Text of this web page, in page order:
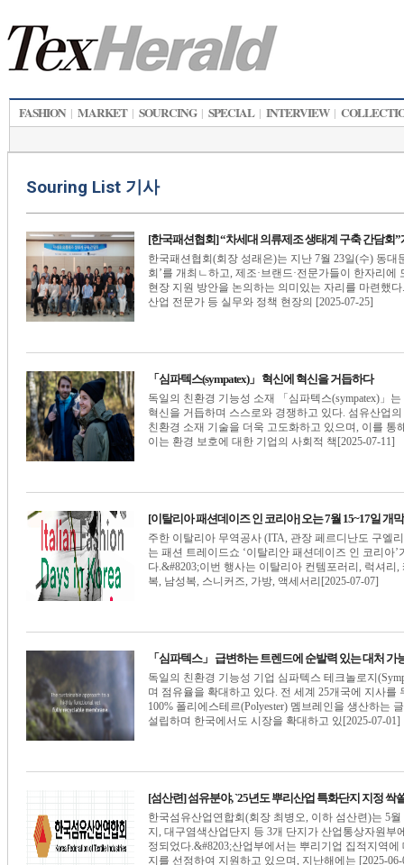
FASHION | MARKET | SOURCING | SPECIAL | INTERVIEW |
Souring List 기사
[한국패션협회] “차세대 의류제조 생태계 구축 간담회”
한국패션협회(회장 성래은)는 지난 7월 23일(수) 동
회’를 개최ㄴ하고, 제조·브랜드·전문가들이 한자리
현장 지원 방안을 논의하는 의미있는 자리를 마련했
산업 전문가 등 실무와 정책 현장의 [2025-07-25]
「심파텍스(sympatex)」 혁신에 혁신을 거듭하다
독일의 친환경 기능성 소재 「심파텍스(sympatex)」
혁신을 거듭하며 스스로와 경쟁하고 있다. 섬유산업
친환경 소재 기술을 더욱 고도화하고 있으며, 이를
이는 환경 보호에 대한 기업의 사회적 책[2025-07-11]
[이탈리아 패션데이즈 인 코리아] 오는 7월 15~17일 개막
주한 이탈리아 무역공사 (ITA, 관장 페르디난도 구엘
는 패션 트레이드쇼 ‘이탈리안 패션데이즈 인 코리아
다.&#8203;이번 행사는 이탈리아 컨템포러리, 럭셔
복, 남성복, 스니커즈, 가방, 액세서리[2025-07-07]
「심파텍스」 급변하는 트렌드에 순발력 있는 대처 가
독일의 친환경 기능성 기업 심파텍스 테크놀로지
며 점유율을 확대하고 있다. 전 세계 25개국에 지사
100% 폴리에스테르(Polyester) 멤브레인을 생산하는
설립하며 한국에서도 시장을 확대하고 있[2025-07-01]
[섬산련] 섬유분야, `25년도 뿌리산업 특화단지 지정 싹
한국섬유산업연합회(회장 최병오, 이하 섬산련)는 5
지, 대구염색산업단지 등 3개 단지가 산업통상자원
정되었다.&#8203;산업부에서는 뿌리기업 집적지역
지를 선정하여 지원하고 있으며, 지난해에는 [2025-06-